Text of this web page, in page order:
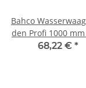
Bahco
den Profi 1000
- magnetisch - mit 3
68,22 € *